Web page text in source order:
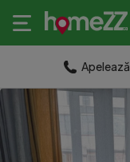
Apelează